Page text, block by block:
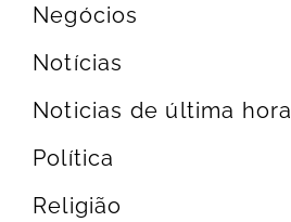
Negócios
Notícias
Noticias de última hora
Política
Religião